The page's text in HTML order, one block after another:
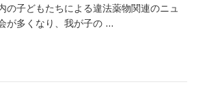
の子どもたちによる違法薬物関連のニュ
が多くなり、我が子の …